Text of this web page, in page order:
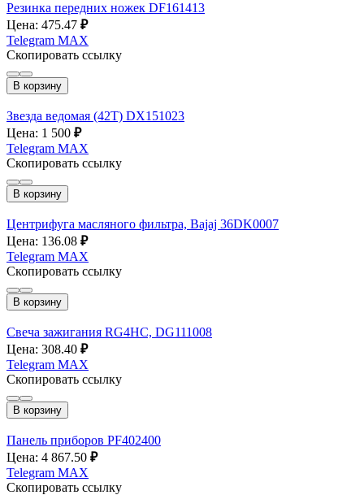
Резинка передних ножек DF161413
Цена: 475.47 ₽
Telegram MAX
Скопировать ссылку
В корзину
Звезда ведомая (42Т) DX151023
Цена: 1 500 ₽
Telegram MAX
Скопировать ссылку
В корзину
Центрифуга масляного фильтра, Bajaj 36DK0007
Цена: 136.08 ₽
Telegram MAX
Скопировать ссылку
В корзину
Свеча зажигания RG4HC, DG111008
Цена: 308.40 ₽
Telegram MAX
Скопировать ссылку
В корзину
Панель приборов PF402400
Цена: 4 867.50 ₽
Telegram MAX
Скопировать ссылку